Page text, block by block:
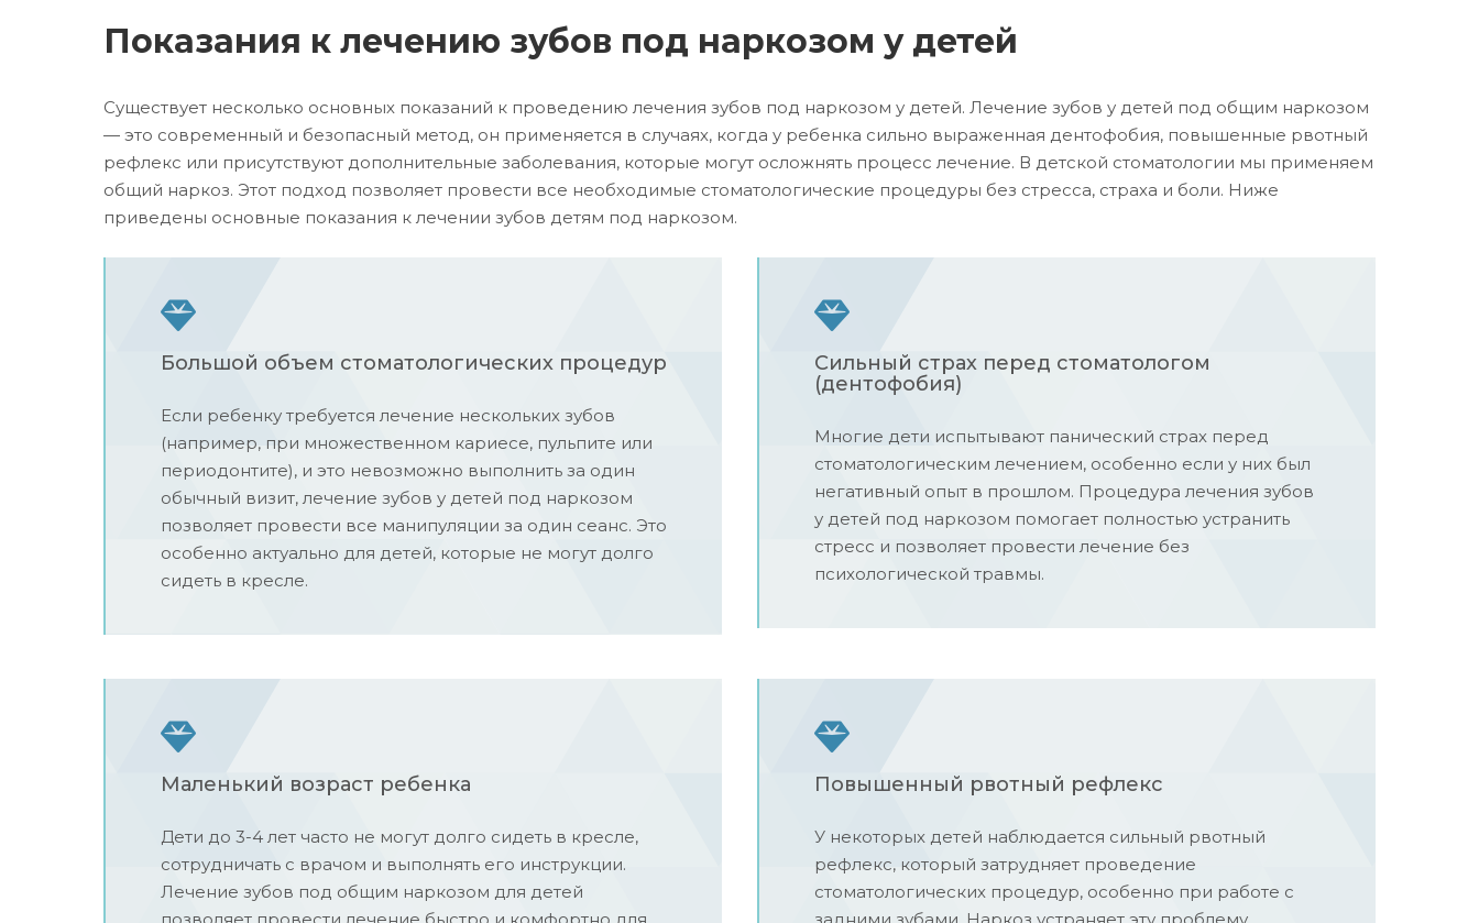
Показания к лечению зубов под наркозом у детей
Существует несколько основных показаний к проведению лечения зубов под наркозом у детей. Лечение зубов у детей под общим наркозом
— это современный и безопасный метод, он применяется в случаях, когда у ребенка сильно выраженная дентофобия, повышенные рвотный
рефлекс или присутствуют дополнительные заболевания, которые могут осложнять процесс лечение. В детской стоматологии мы применяем
общий наркоз. Этот подход позволяет провести все необходимые стоматологические процедуры без стресса, страха и боли. Ниже
приведены основные показания к лечении зубов детям под наркозом.
Большой объем стоматологических процедур
Если ребенку требуется лечение нескольких зубов
(например, при множественном кариесе, пульпите или
периодонтите), и это невозможно выполнить за один
обычный визит, лечение зубов у детей под наркозом
позволяет провести все манипуляции за один сеанс. Это
особенно актуально для детей, которые не могут долго
сидеть в кресле.
Сильный страх перед стоматологом
(дентофобия)
Многие дети испытывают панический страх перед
стоматологическим лечением, особенно если у них был
негативный опыт в прошлом. Процедура лечения зубов
у детей под наркозом помогает полностью устранить
стресс и позволяет провести лечение без
психологической травмы.
Маленький возраст ребенка
Дети до 3-4 лет часто не могут долго сидеть в кресле,
сотрудничать с врачом и выполнять его инструкции.
Лечение зубов под общим наркозом для детей
Повышенный рвотный рефлекс
У некоторых детей наблюдается сильный рвотный
рефлекс, который затрудняет проведение
стоматологических процедур, особенно при работе с